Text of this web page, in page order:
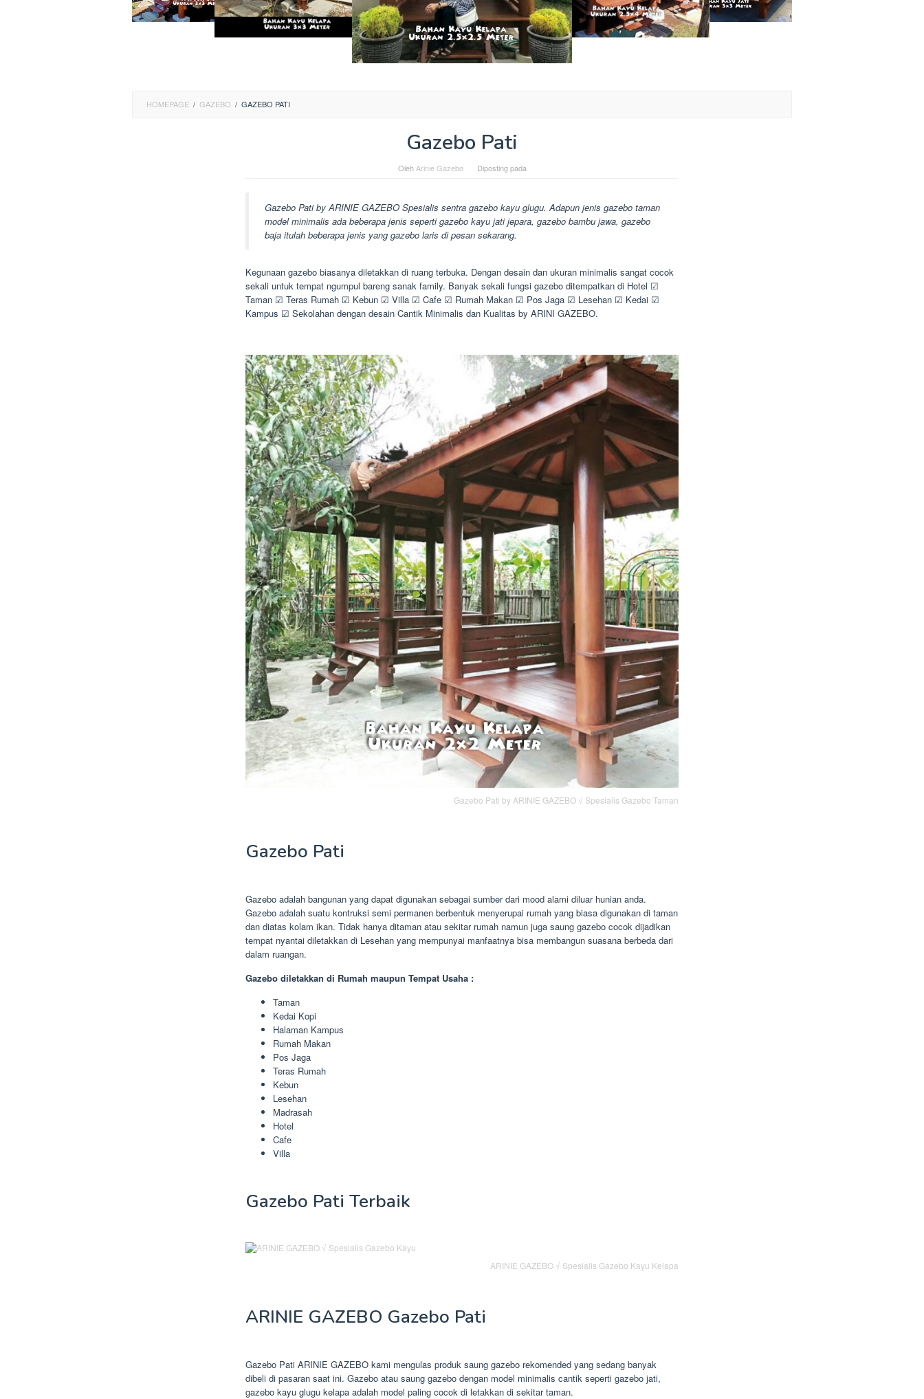
HOMEPAGE / GAZEBO / GAZEBO PATI
Gazebo Pati
Oleh Arinie Gazebo Diposting pada
Gazebo Pati by ARINIE GAZEBO Spesialis sentra gazebo kayu glugu. Adapun jenis gazebo taman
model minimalis ada beberapa jenis seperti gazebo kayu jati jepara, gazebo bambu jawa, gazebo
baja itulah beberapa jenis yang gazebo laris di pesan sekarang.
Kegunaan gazebo biasanya diletakkan di ruang terbuka. Dengan desain dan ukuran minimalis sangat cocok
sekali untuk tempat ngumpul bareng sanak family. Banyak sekali fungsi gazebo ditempatkan di Hotel ☑
Taman ☑ Teras Rumah ☑ Kebun ☑ Villa ☑ Cafe ☑ Rumah Makan ☑ Pos Jaga ☑ Lesehan ☑ Kedai ☑
Kampus ☑ Sekolahan dengan desain Cantik Minimalis dan Kualitas by ARINI GAZEBO.
Gazebo Pati by ARINIE GAZEBO √ Spesialis Gazebo Taman
Gazebo Pati
Gazebo adalah bangunan yang dapat digunakan sebagai sumber dari mood alami diluar hunian anda.
Gazebo adalah suatu kontruksi semi permanen berbentuk menyerupai rumah yang biasa digunakan di taman
dan diatas kolam ikan. Tidak hanya ditaman atau sekitar rumah namun juga saung gazebo cocok dijadikan
tempat nyantai diletakkan di Lesehan yang mempunyai manfaatnya bisa membangun suasana berbeda dari
dalam ruangan.
Gazebo diletakkan di Rumah maupun Tempat Usaha :
Taman
Kedai Kopi
Halaman Kampus
Rumah Makan
Pos Jaga
Teras Rumah
Kebun
Lesehan
Madrasah
Hotel
Cafe
Villa
Gazebo Pati Terbaik
ARINIE GAZEBO √ Spesialis Gazebo Kayu Kelapa
ARINIE GAZEBO Gazebo Pati
Gazebo Pati ARINIE GAZEBO kami mengulas produk saung gazebo rekomended yang sedang banyak
dibeli di pasaran saat ini. Gazebo atau saung gazebo dengan model minimalis cantik seperti gazebo jati,
gazebo kayu glugu kelapa adalah model paling cocok di letakkan di sekitar taman.